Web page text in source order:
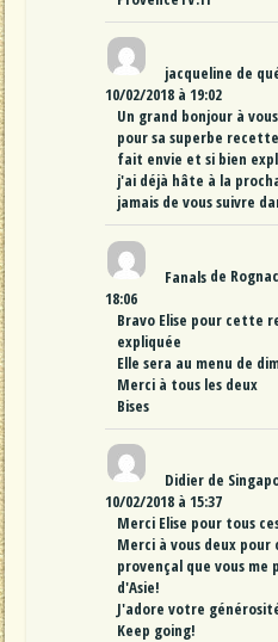
jacqueline de
10/02/2018 à 19:02
Un grand bonjour à
pour sa superbe
fait envie et si bien
j'ai déjà hâte à la
jamais de vous suivre
Fanals de Rognac
18:06
Bravo Elise pour cette
expliquée
Elle sera au menu de
Merci à tous les deux
Bises
Didier de
10/02/2018 à 15:37
Merci Elise pour tous
Merci à vous deux
provençal que vous
d'Asie!
J'adore votre
Keep going!